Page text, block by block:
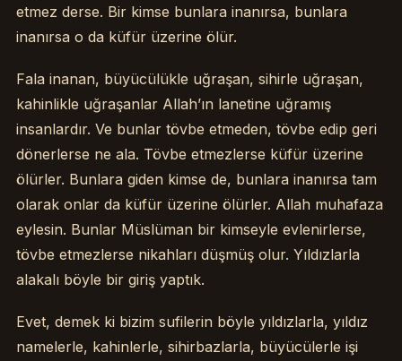
etmez derse. Bir kimse bunlara inanırsa, bunlara
inanırsa o da küfür üzerine ölür.
Fala inanan, büyücülükle uğraşan, sihirle uğraşan,
kahinlikle uğraşanlar Allah’ın lanetine uğramış
insanlardır. Ve bunlar tövbe etmeden, tövbe edip geri
dönerlerse ne ala. Tövbe etmezlerse küfür üzerine
ölürler. Bunlara giden kimse de, bunlara inanırsa tam
olarak onlar da küfür üzerine ölürler. Allah muhafaza
eylesin. Bunlar Müslüman bir kimseyle evlenirlerse,
tövbe etmezlerse nikahları düşmüş olur. Yıldızlarla
alakalı böyle bir giriş yaptık.
Evet, demek ki bizim sufilerin böyle yıldızlarla, yıldız
namelerle, kahinlerle, sihirbazlarla, büyücülerle işi